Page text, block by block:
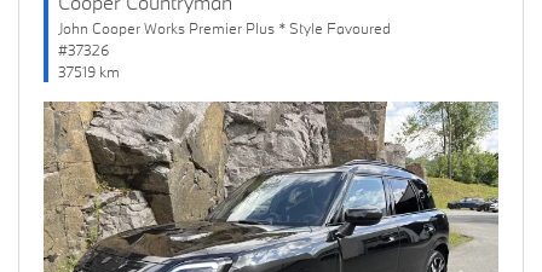
John Cooper Works Premier Plus * Style Favoured
#37326
37519 km